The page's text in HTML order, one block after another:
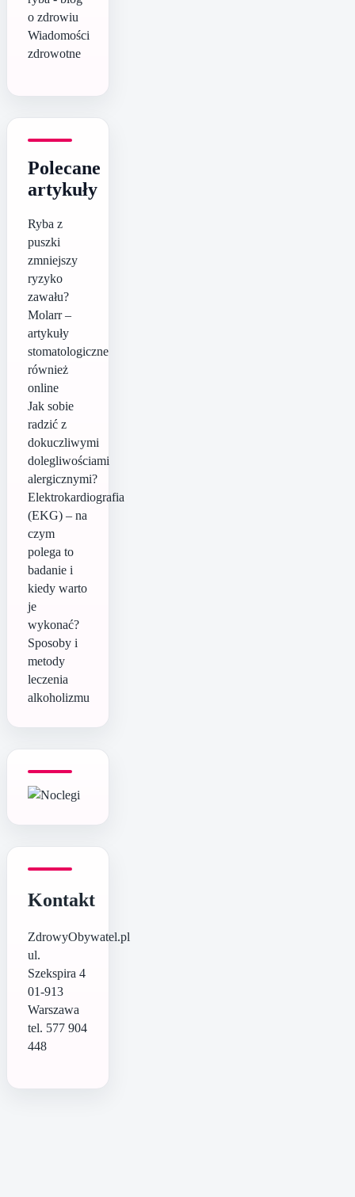
o zdrowiu
Wiadomości
zdrowotne
Polecane
artykuły
Ryba z
puszki
zmniejszy
ryzyko
zawału?
Molarr –
artykuły
stomatologiczne
również
online
Jak sobie
radzić z
dokuczliwymi
dolegliwościami
alergicznymi?
Elektrokardiografia
(EKG) – na
czym
polega to
badanie i
kiedy warto
je
wykonać?
Sposoby i
metody
leczenia
alkoholizmu
Kontakt
ZdrowyObywatel.pl
ul.
Szekspira 4
01-913
Warszawa
tel. 577 904
448